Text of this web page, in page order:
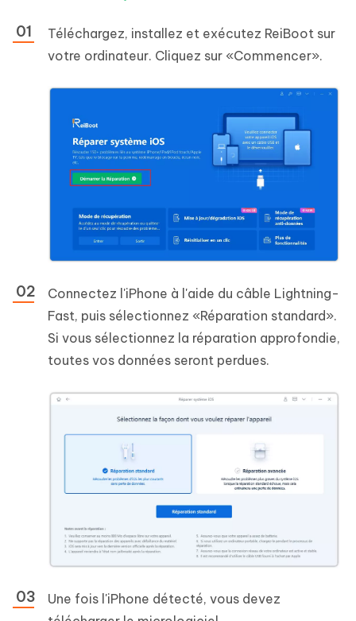
Téléchargez, installez et exécutez ReiBoot sur
votre ordinateur. Cliquez sur «Commencer».
Connectez l'iPhone à l'aide du câble Lightning-
Fast, puis sélectionnez «Réparation standard».
Si vous sélectionnez la réparation approfondie,
toutes vos données seront perdues.
Une fois l'iPhone détecté, vous devez